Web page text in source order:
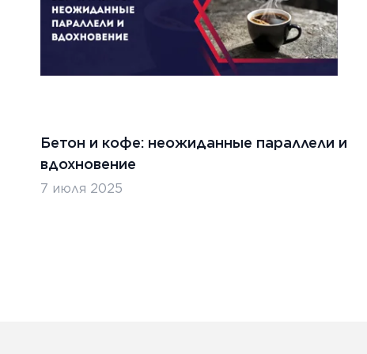
Бетон и кофе: неожиданные параллели и
вдохновение
7 июля 2025